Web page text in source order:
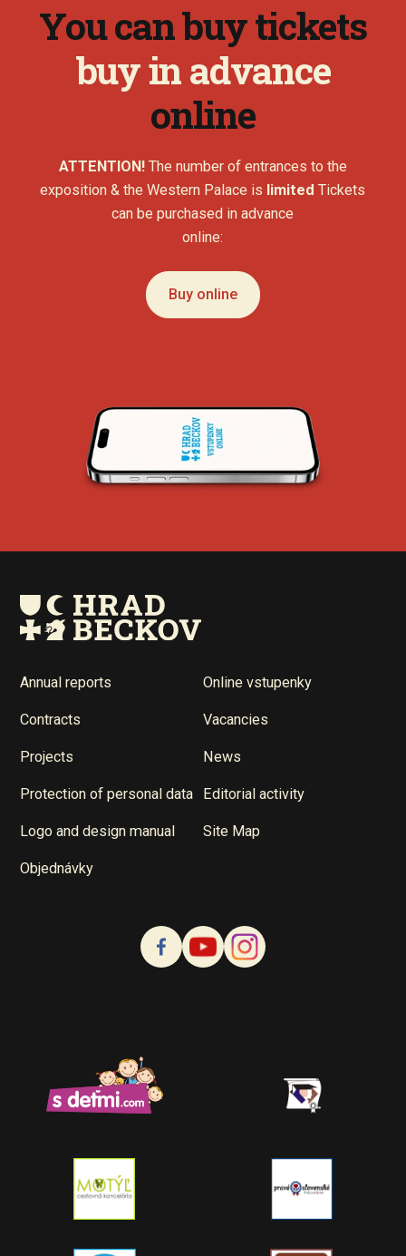
You can buy tickets
buy in advance
online
ATTENTION! The number of entrances to the
exposition & the Western Palace is limited Tickets
can be purchased in advance
online:
Buy online
Annual reports Online vstupenky
Contracts Vacancies
Projects News
Protection of personal data Editorial activity
Logo and design manual Site Map
Objednávky